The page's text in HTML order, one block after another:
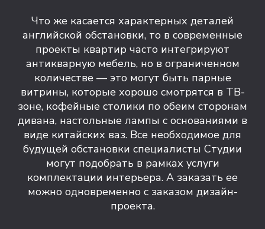
Что же касается характерных деталей
английской обстановки, то в современные
проекты квартир часто интегрируют
антикварную мебель, но в ограниченном
количестве — это могут быть парные
витрины, которые хорошо смотрятся в ТВ-
зоне, кофейные столики по обеим сторонам
дивана, настольные лампы с основаниями в
виде китайских ваз. Все необходимое для
будущей обстановки специалисты Студии
могут подобрать в рамках услуги
комплектации интерьера. А заказать ее
можно одновременно с заказом дизайн-
проекта.